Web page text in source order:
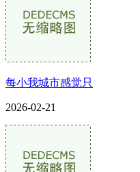
每小我城市感觉只
2026-02-21